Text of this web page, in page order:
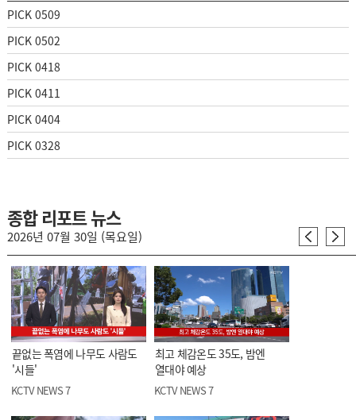
PICK 0509
PICK 0502
PICK 0418
PICK 0411
PICK 0404
PICK 0328
종합 리포트 뉴스
2026년 07월 30일 (목요일)
끝없는 폭염에 나무도 사람도
'시들'
KCTV NEWS 7
최고 체감온도 35도, 밤엔
열대야 예상
KCTV NEWS 7